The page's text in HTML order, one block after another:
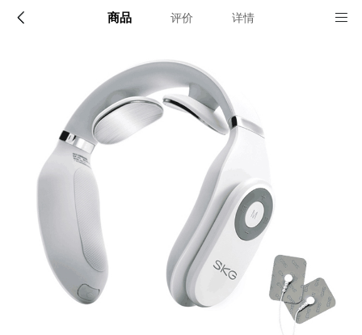
商品 评价 详情
配送说明
确定
店铺信息
该地区暂无配送门店